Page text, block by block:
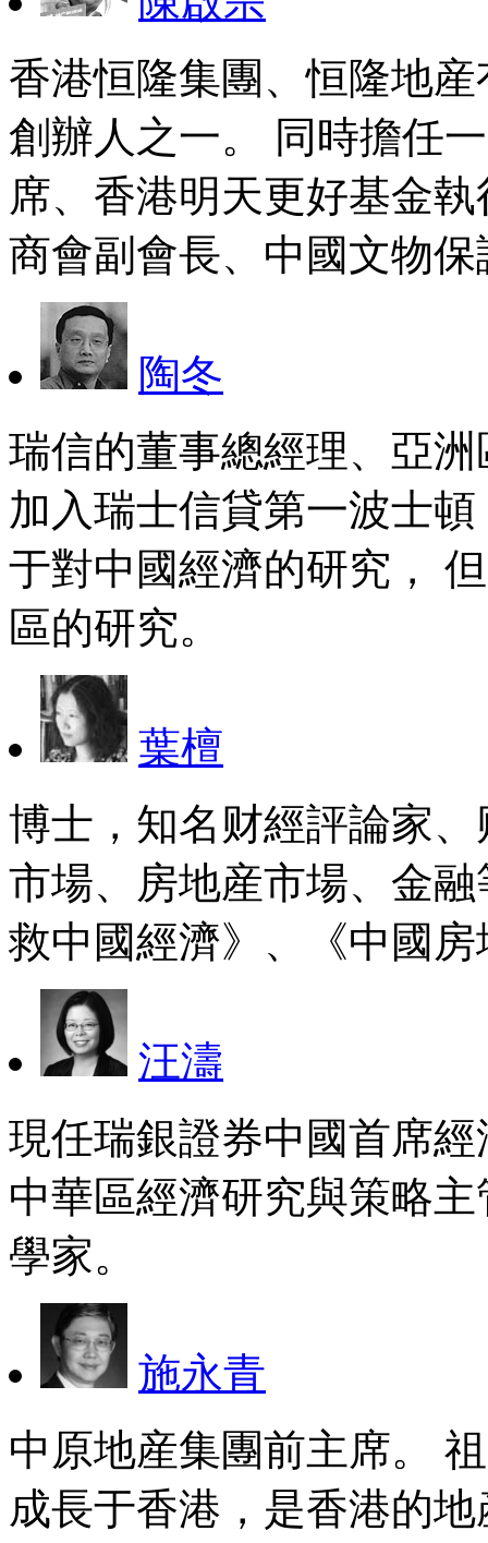
香港恒隆集團、恒隆地
創辦人之一。 同時擔任
席、香港明天更好基金
商會副會長、中國文物
陶冬
瑞信的董事總經理、亞
加入瑞士信貸第一波士
于對中國經濟的研究，
區的研究。
葉檀
博士，知名财經評論家
市場、房地産市場、金
救中國經濟》、《中國
汪濤
現任瑞銀證券中國首席
中華區經濟研究與策略
學家。
施永青
中原地産集團前主席。
成長于香港，是香港的